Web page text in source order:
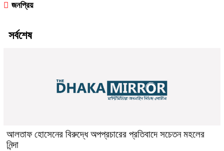
জনপ্রিয়
সর্বশেষ
আলতাফ হোসেনের বিরুদ্ধে অপপ্রচারের প্রতিবাদে সচেতন মহলের
নিন্দা